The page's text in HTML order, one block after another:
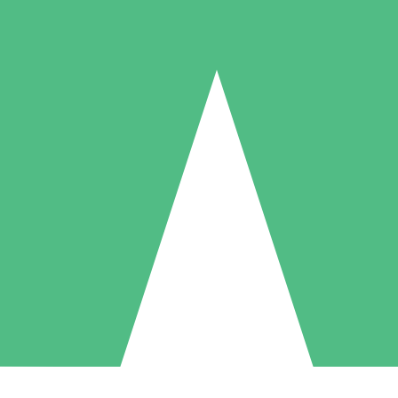
Individuelle Credit-Pakete
nach Bedarf mit Download-Credits. Keine monatliche Verpflichtung